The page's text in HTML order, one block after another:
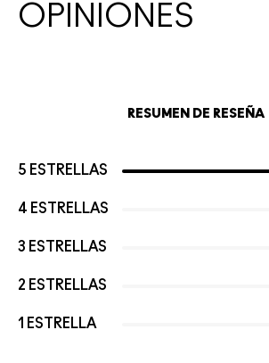
OPINIONES
RESUMEN DE RESEÑA
5 ESTRELLAS
4 ESTRELLAS
3 ESTRELLAS
2 ESTRELLAS
1 ESTRELLA